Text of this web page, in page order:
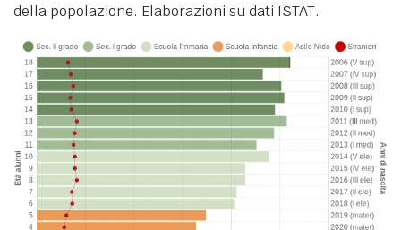
della popolazione. Elaborazioni su dati ISTAT.